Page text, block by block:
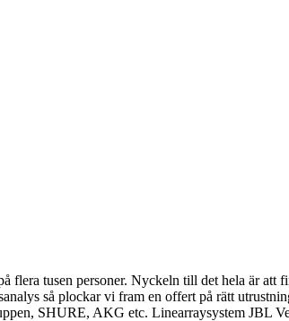
tusen personer. Nyckeln till det hela är att
så plockar vi fram en offert på rätt
SHURE, AKG etc. Linearraysystem JBL